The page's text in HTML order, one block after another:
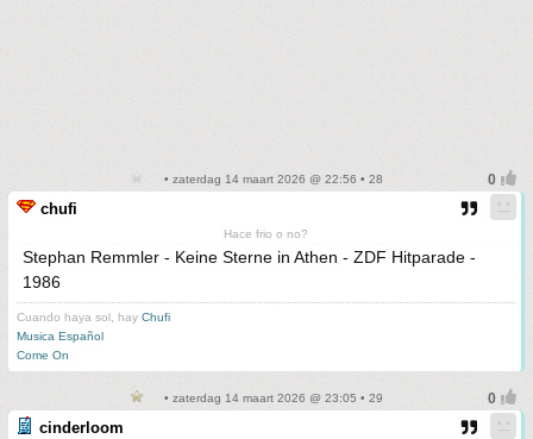
• zaterdag 14 maart 2026 @ 22:56 • 28
chufi
Hace frio o no?
Stephan Remmler - Keine Sterne in Athen - ZDF Hitparade -
1986
Cuando haya sol, hay Chufi
Musica Español
Come On
• zaterdag 14 maart 2026 @ 23:05 • 29
cinderloom